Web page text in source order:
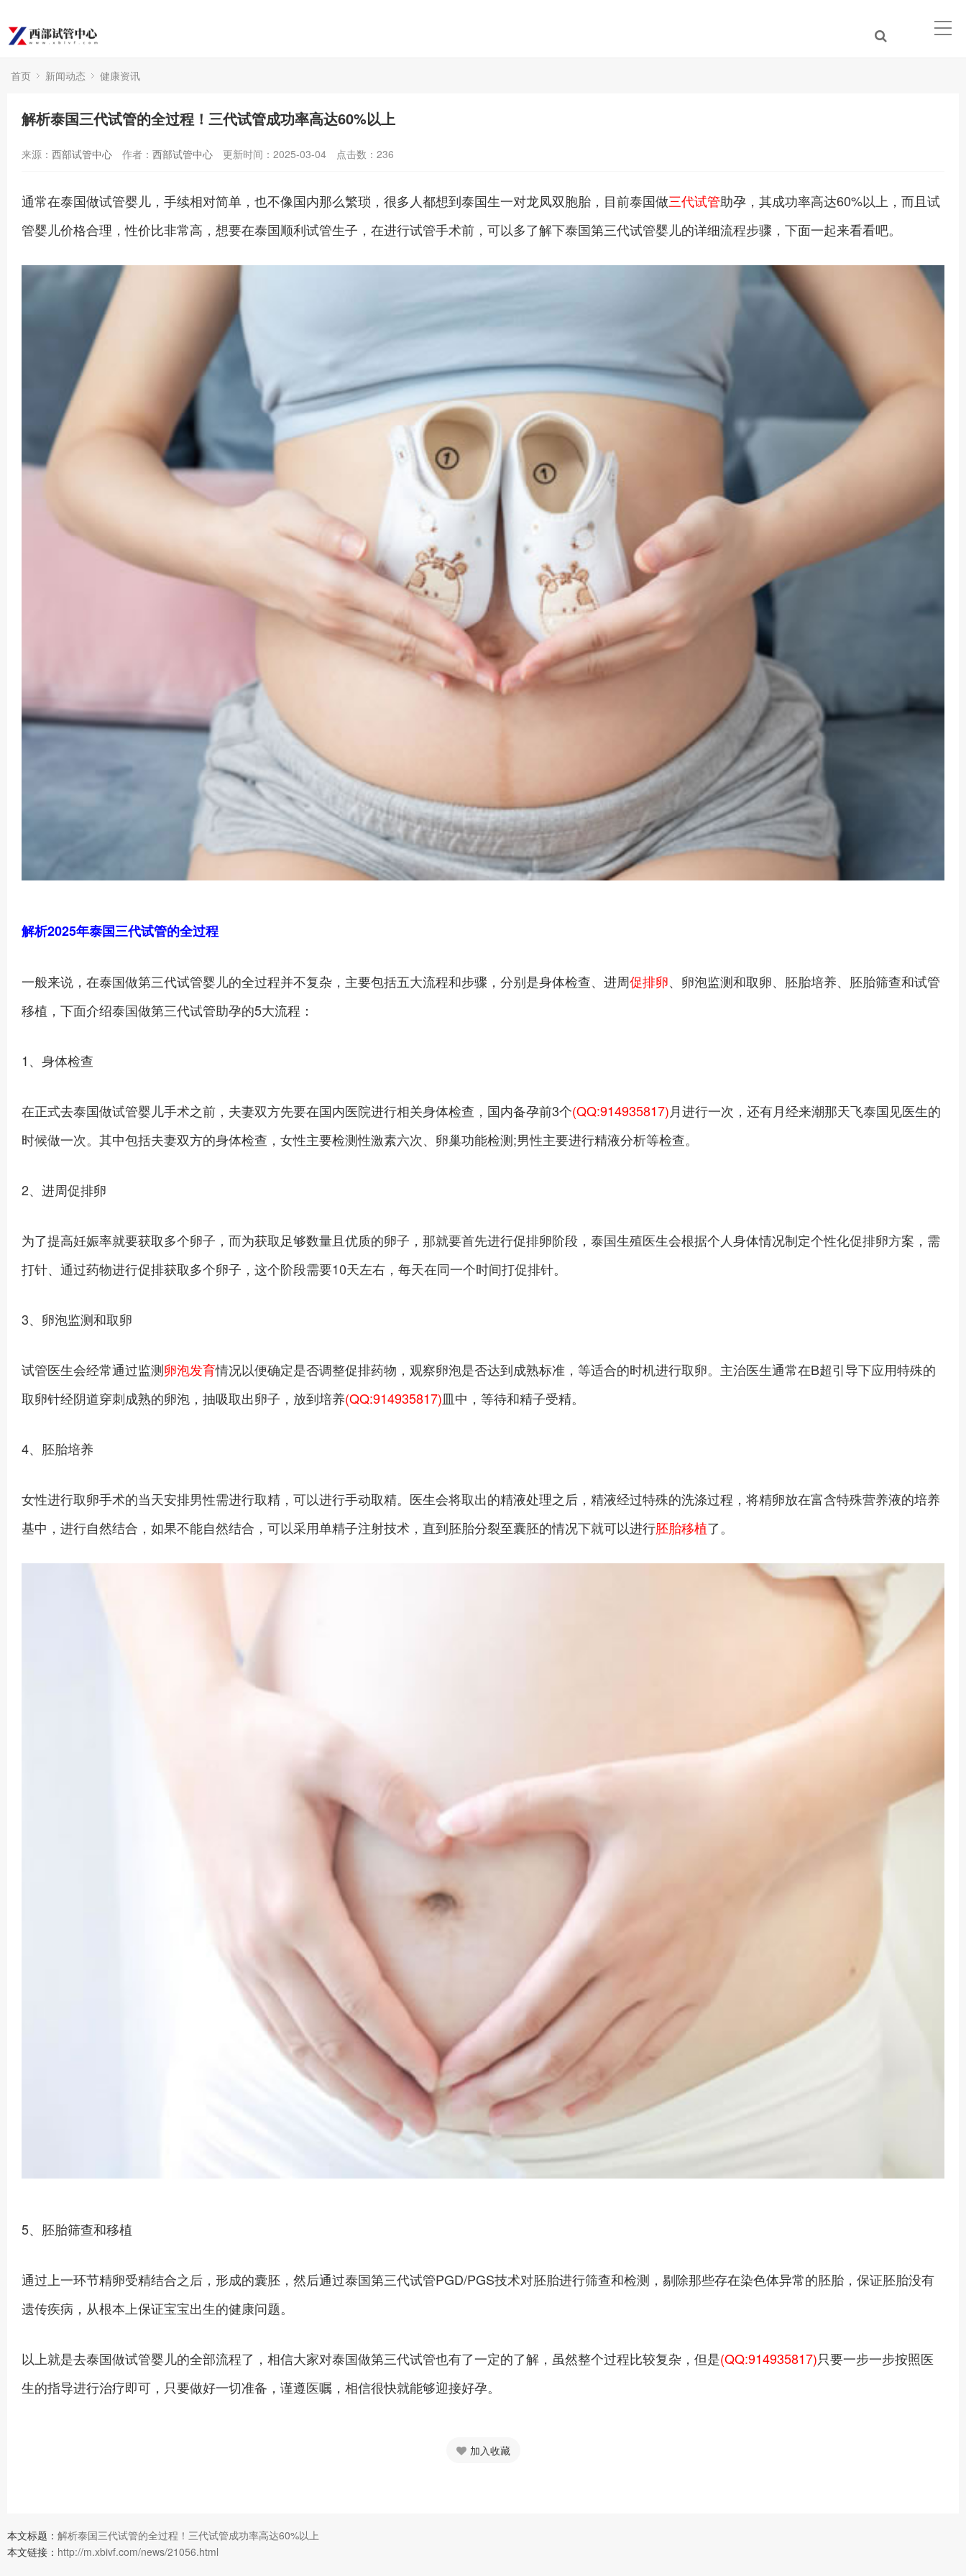
首页 新闻动态 健康资讯
解析泰国三代试管的全过程！三代试管成功率高达60%以上
来源： 西部试管中心 作者： 西部试管中心 更新时间：2025-03-04 点击数： 236
通常在泰国做试管婴儿，手续相对简单，也不像国内那么繁琐，很多人都想到泰国生一对龙凤双胞胎，目前泰国做三代试管助孕，其成功率高达60%以上，而且试
管婴儿价格合理，性价比非常高，想要在泰国顺利试管生子，在进行试管手术前，可以多了解下泰国第三代试管婴儿的详细流程步骤，下面一起来看看吧。
解析2025年泰国三代试管的全过程
一般来说，在泰国做第三代试管婴儿的全过程并不复杂，主要包括五大流程和步骤，分别是身体检查、进周促排卵、卵泡监测和取卵、胚胎培养、胚胎筛查和试管
移植，下面介绍泰国做第三代试管助孕的5大流程：
1、身体检查
在正式去泰国做试管婴儿手术之前，夫妻双方先要在国内医院进行相关身体检查，国内备孕前3个(QQ:914935817)月进行一次，还有月经来潮那天飞泰国见医生的
时候做一次。其中包括夫妻双方的身体检查，女性主要检测性激素六次、卵巢功能检测;男性主要进行精液分析等检查。
2、进周促排卵
为了提高妊娠率就要获取多个卵子，而为获取足够数量且优质的卵子，那就要首先进行促排卵阶段，泰国生殖医生会根据个人身体情况制定个性化促排卵方案，需
打针、通过药物进行促排获取多个卵子，这个阶段需要10天左右，每天在同一个时间打促排针。
3、卵泡监测和取卵
试管医生会经常通过监测卵泡发育情况以便确定是否调整促排药物，观察卵泡是否达到成熟标准，等适合的时机进行取卵。主治医生通常在B超引导下应用特殊的
取卵针经阴道穿刺成熟的卵泡，抽吸取出卵子，放到培养(QQ:914935817)皿中，等待和精子受精。
4、胚胎培养
女性进行取卵手术的当天安排男性需进行取精，可以进行手动取精。医生会将取出的精液处理之后，精液经过特殊的洗涤过程，将精卵放在富含特殊营养液的培养
基中，进行自然结合，如果不能自然结合，可以采用单精子注射技术，直到胚胎分裂至囊胚的情况下就可以进行胚胎移植了。
5、胚胎筛查和移植
通过上一环节精卵受精结合之后，形成的囊胚，然后通过泰国第三代试管PGD/PGS技术对胚胎进行筛查和检测，剔除那些存在染色体异常的胚胎，保证胚胎没有
遗传疾病，从根本上保证宝宝出生的健康问题。
以上就是去泰国做试管婴儿的全部流程了，相信大家对泰国做第三代试管也有了一定的了解，虽然整个过程比较复杂，但是(QQ:914935817)只要一步一步按照医
生的指导进行治疗即可，只要做好一切准备，谨遵医嘱，相信很快就能够迎接好孕。
加入收藏
本文标题： 解析泰国三代试管的全过程！三代试管成功率高达60%以上
本文链接： http://m.xbivf.com/news/21056.html